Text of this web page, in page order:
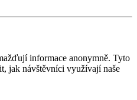
informace anonymně. Tyto
jak návštěvníci využívají naše